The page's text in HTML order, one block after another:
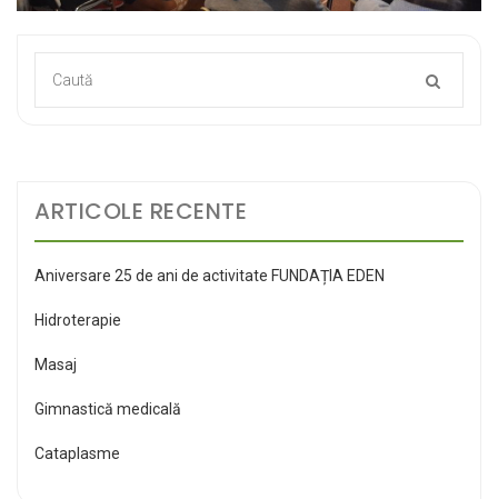
ARTICOLE RECENTE
Aniversare 25 de ani de activitate FUNDAȚIA EDEN
Hidroterapie
Masaj
Gimnastică medicală
Cataplasme